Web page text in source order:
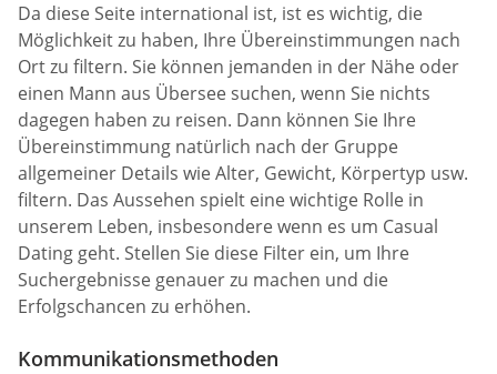
Da diese Seite international ist, ist es wichtig, die
Möglichkeit zu haben, Ihre Übereinstimmungen nach
Ort zu filtern. Sie können jemanden in der Nähe oder
einen Mann aus Übersee suchen, wenn Sie nichts
dagegen haben zu reisen. Dann können Sie Ihre
Übereinstimmung natürlich nach der Gruppe
allgemeiner Details wie Alter, Gewicht, Körpertyp usw.
filtern. Das Aussehen spielt eine wichtige Rolle in
unserem Leben, insbesondere wenn es um Casual
Dating geht. Stellen Sie diese Filter ein, um Ihre
Suchergebnisse genauer zu machen und die
Erfolgschancen zu erhöhen.
Kommunikationsmethoden